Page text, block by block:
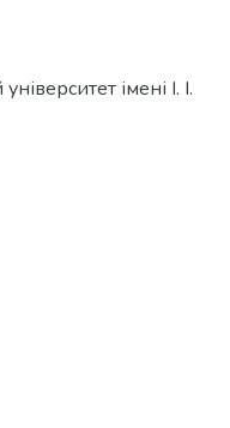
імені І. І.